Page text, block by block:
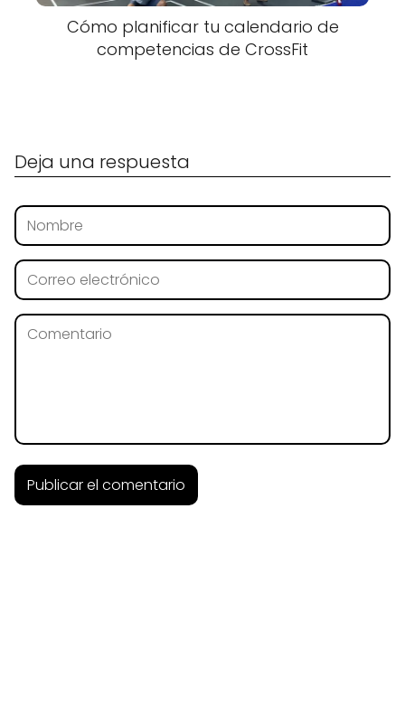
Cómo planificar tu calendario de
competencias de CrossFit
Deja una respuesta